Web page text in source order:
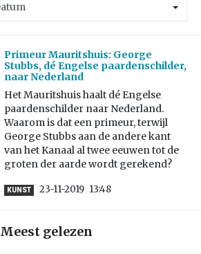
Primeur Mauritshuis: George
Stubbs, dé Engelse paardenschilder,
naar Nederland
Het Mauritshuis haalt dé Engelse
paardenschilder naar Nederland.
Waarom is dat een primeur, terwijl
George Stubbs aan de andere kant
van het Kanaal al twee eeuwen tot de
groten der aarde wordt gerekend?
KUNST 23-11-2019 13:48
Meest gelezen